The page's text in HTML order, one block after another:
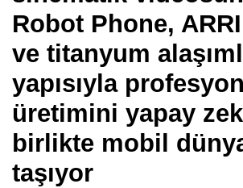
Robot Phone,
ve titanyum
yapısıyla
üretimini yapay
birlikte mobil
taşıyor